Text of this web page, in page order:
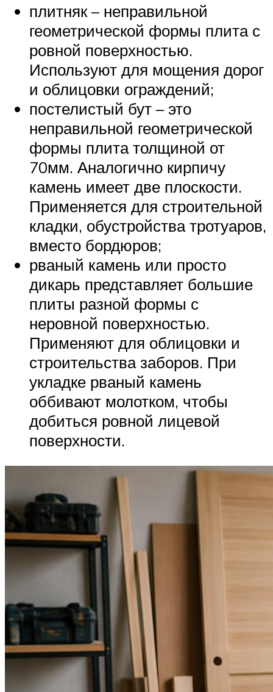
плитняк – неправильной
геометрической формы плита с
ровной поверхностью.
Используют для мощения дорог
и облицовки ограждений;
постелистый бут – это
неправильной геометрической
формы плита толщиной от
70мм. Аналогично кирпичу
камень имеет две плоскости.
Применяется для строительной
кладки, обустройства тротуаров,
вместо бордюров;
рваный камень или просто
дикарь представляет большие
плиты разной формы с
неровной поверхностью.
Применяют для облицовки и
строительства заборов. При
укладке рваный камень
оббивают молотком, чтобы
добиться ровной лицевой
поверхности.